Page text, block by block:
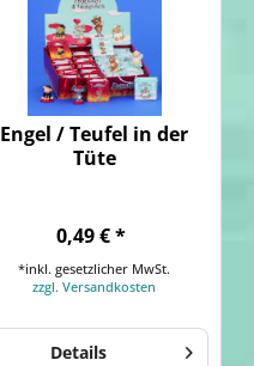
Engel / Teufel in der
Tüte
0,49 € *
*inkl. gesetzlicher MwSt.
zzgl. Versandkosten
Details